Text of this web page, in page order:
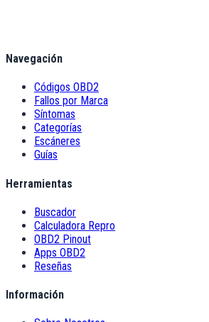
Navegación
Códigos OBD2
Fallos por Marca
Síntomas
Categorías
Escáneres
Guías
Herramientas
Buscador
Calculadora Repro
OBD2 Pinout
Apps OBD2
Reseñas
Información